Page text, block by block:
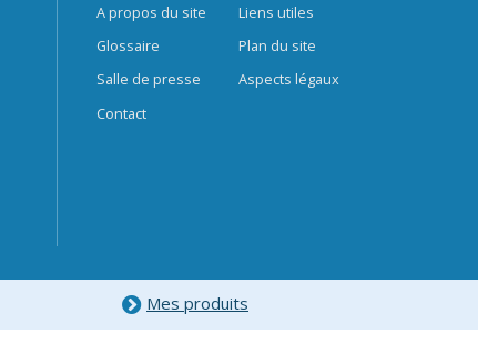
A propos du site
Glossaire
Salle de presse
Contact
Liens utiles
Plan du site
Aspects légaux
Mes produits